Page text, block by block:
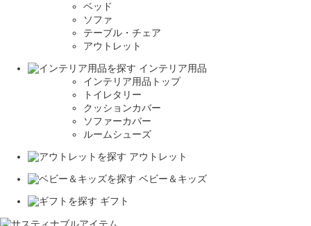
ベッド
ソファ
テーブル・チェア
アウトレット
インテリア用品
インテリア用品トップ
トイレタリー
クッションカバー
ソファーカバー
ルームシューズ
アウトレット
ベビー＆キッズ
ギフト